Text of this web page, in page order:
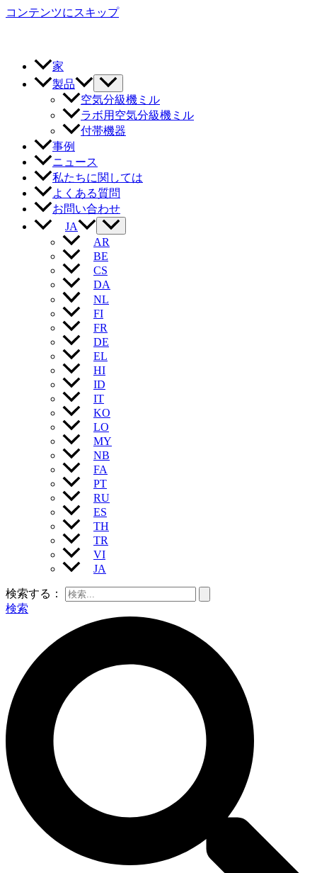
コンテンツにスキップ
家
製品
空気分級機ミル
ラボ用空気分級機ミル
付帯機器
事例
ニュース
私たちに関しては
よくある質問
お問い合わせ
JA
AR
BE
CS
DA
NL
FI
FR
DE
EL
HI
ID
IT
KO
LO
MY
NB
FA
PT
RU
ES
TH
TR
VI
JA
検索する：
検索